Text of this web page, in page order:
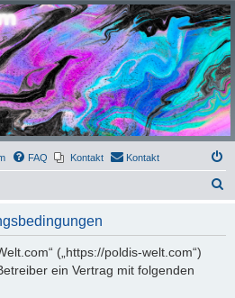
Grössen und Accessoires
FAQ Kontakt Kontakt
(„https://poldis-welt.com“)
ein Vertrag mit folgenden